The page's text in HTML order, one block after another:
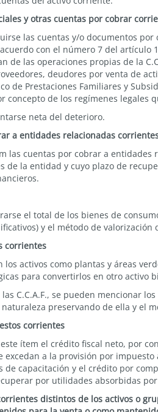
y otras cuentas por cobrar
las cuentas y/o documentos
con el número 7 del artículo
de las operaciones propias de la
deudores por venta de
de Prestaciones Familiares y
concepto de los regímenes legales
neta del deterioro.
a entidades relacionadas
las cuentas por cobrar a entidades
de la entidad y cuyo plazo de
el total de los bienes de
y el método de valorización
corrientes
los activos como plantas y áreas
para convertirlos en otro activo
C.C.A.F., se pueden mencionar
preservando de ella y el
corrientes
ítem el crédito fiscal neto, por
excedan a la provisión por
de capacitación y el crédito por
por utilidades absorbidas
distintos de los activos o